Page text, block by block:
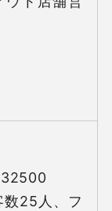
32500
25人、フ